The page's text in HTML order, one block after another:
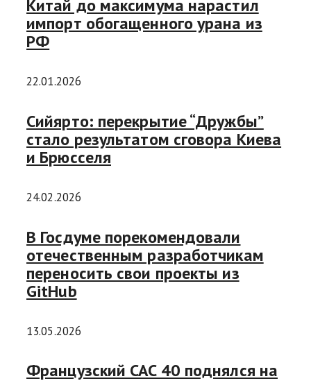
Китай до максимума нарастил
импорт обогащенного урана из
РФ
22.01.2026
Сийярто: перекрытие “Дружбы”
стало результатом сговора Киева
и Брюсселя
24.02.2026
В Госдуме порекомендовали
отечественным разработчикам
переносить свои проекты из
GitHub
13.05.2026
Французский CAC 40 поднялся на